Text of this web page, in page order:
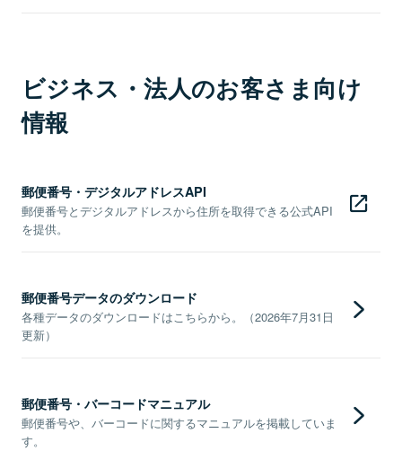
ビジネス・法人のお客さま向け
情報
郵便番号・デジタルアドレスAPI
郵便番号とデジタルアドレスから住所を取得できる公式API
を提供。
郵便番号データのダウンロード
各種データのダウンロードはこちらから。（2026年7月31日
更新）
郵便番号・バーコードマニュアル
郵便番号や、バーコードに関するマニュアルを掲載していま
す。